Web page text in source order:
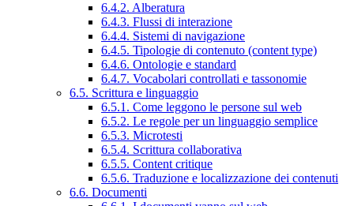
6.4.2. Alberatura
6.4.3. Flussi di interazione
6.4.4. Sistemi di navigazione
6.4.5. Tipologie di contenuto (content type)
6.4.6. Ontologie e standard
6.4.7. Vocabolari controllati e tassonomie
6.5. Scrittura e linguaggio
6.5.1. Come leggono le persone sul web
6.5.2. Le regole per un linguaggio semplice
6.5.3. Microtesti
6.5.4. Scrittura collaborativa
6.5.5. Content critique
6.5.6. Traduzione e localizzazione dei contenuti
6.6. Documenti